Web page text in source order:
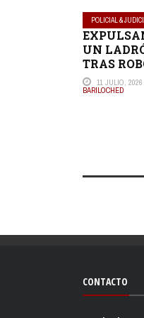
POLICIAL &
UN
TRAS
11 JULIO, 2026
BARILOCHED
CONTACTO